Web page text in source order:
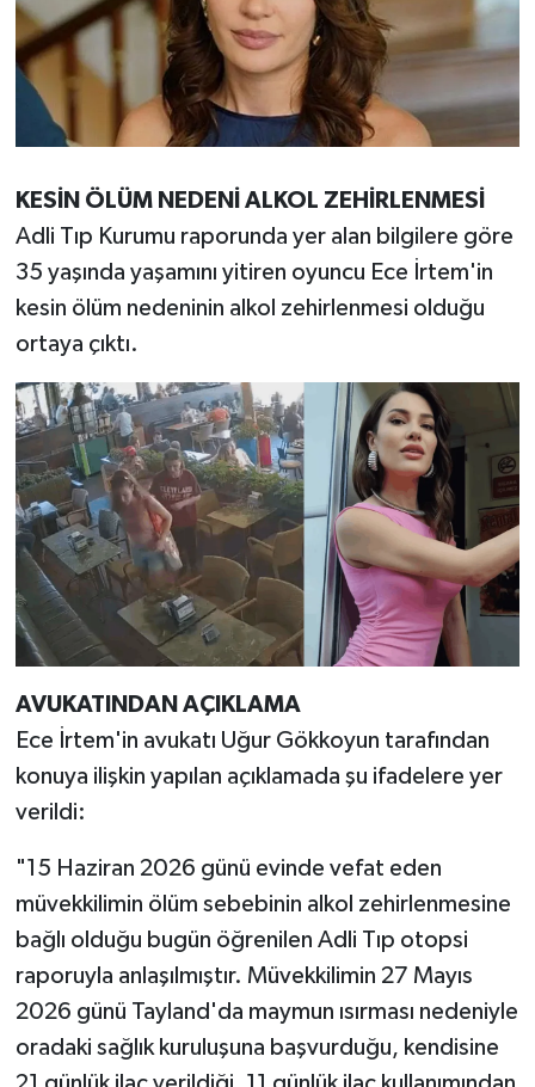
KESİN ÖLÜM NEDENİ ALKOL ZEHİRLENMESİ
Adli Tıp Kurumu raporunda yer alan bilgilere göre
35 yaşında yaşamını yitiren oyuncu Ece İrtem'in
kesin ölüm nedeninin alkol zehirlenmesi olduğu
ortaya çıktı.
AVUKATINDAN AÇIKLAMA
Ece İrtem'in avukatı Uğur Gökkoyun tarafından
konuya ilişkin yapılan açıklamada şu ifadelere yer
verildi:
"15 Haziran 2026 günü evinde vefat eden
müvekkilimin ölüm sebebinin alkol zehirlenmesine
bağlı olduğu bugün öğrenilen Adli Tıp otopsi
raporuyla anlaşılmıştır. Müvekkilimin 27 Mayıs
2026 günü Tayland'da maymun ısırması nedeniyle
oradaki sağlık kuruluşuna başvurduğu, kendisine